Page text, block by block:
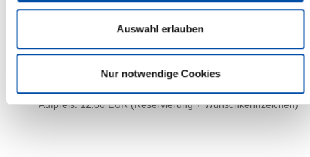
Auswahl erlauben
Nur notwendige Cookies
gegebenenfalls eines Wunschkennzeichens (10,20 EUR)
und gegebenenfalls zuzüglich der Kosten für die
Kennzeichenschilder bei einem Schilderhersteller Ihrer
von neuen „IZ-Kennzeichenschilder"
Wunschkennzeichen können Siehier
reservieren.
Aufpreis: 12,80 EUR (Reservierung + Wunschkennzeichen)